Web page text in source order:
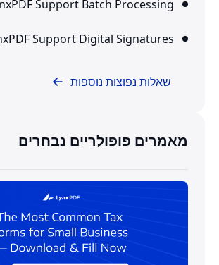
Support Batch Processing?
Support Digital Signatures？
שאלות נפוצות נוספות
מאמרים פופולריים נבחרים